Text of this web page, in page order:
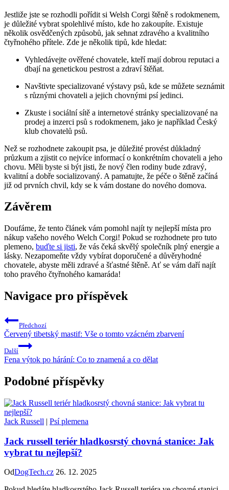
Jestliže jste se rozhodli pořídit si Welsh Corgi štěně s rodokmenem,
je důležité vybrat spolehlivé místo, kde ho zakoupíte. Existuje
několik osvědčených způsobů, jak sehnat zdravého a kvalitního
čtyřnohého přítele. Zde je několik tipů, kde hledat:
Vyhledávejte ověřené chovatele, kteří mají dobrou reputaci a
dbají na genetickou pestrost a zdraví štěňat.
Navštivte specializované výstavy psů, kde se můžete seznámit
s různými chovateli a jejich chovnými psí jedinci.
Zkuste i sociální sítě a internetové stránky specializované na
prodej a inzerci psů s rodokmenem, jako je například Český
klub chovatelů psů.
Než se rozhodnete zakoupit psa, je důležité provést důkladný
průzkum a zjistit co nejvíce informací o konkrétním chovateli a jeho
chovu. Měli byste si být jisti, že nový člen rodiny bude zdravý,
kvalitní a dobře socializovaný. A pamatujte, že péče o štěně začíná
již od prvních chvil, kdy se k vám dostane do nového domova.
Závěrem
Doufáme, že tento článek vám pomohl najít ty nejlepší místa pro
nákup vašeho nového Welch Corgi! Pokud se rozhodnete pro tuto
plemeno, buďte si jisti, že vás čeká skvělý společník plný energie a
lásky. Nezapomeňte vždy vybírat doporučené a důvěryhodné
chovatele, abyste měli zdravé a šťastné štěně. Ať se vám daří najít
toho pravého čtyřnohého kamaráda!
Navigace pro příspěvek
Předchozí
Červený tibetský mastif: Vše o tomto vzácném zbarvení
Další
Fena výtok po hárání: Co to znamená a co dělat
Podobné příspěvky
Jack Russell | Psí plemena
Jack russell teriér hladkosrstý chovná stanice: Jak
vybrat tu nejlepší?
OdDogTech.cz 26. 12. 2025